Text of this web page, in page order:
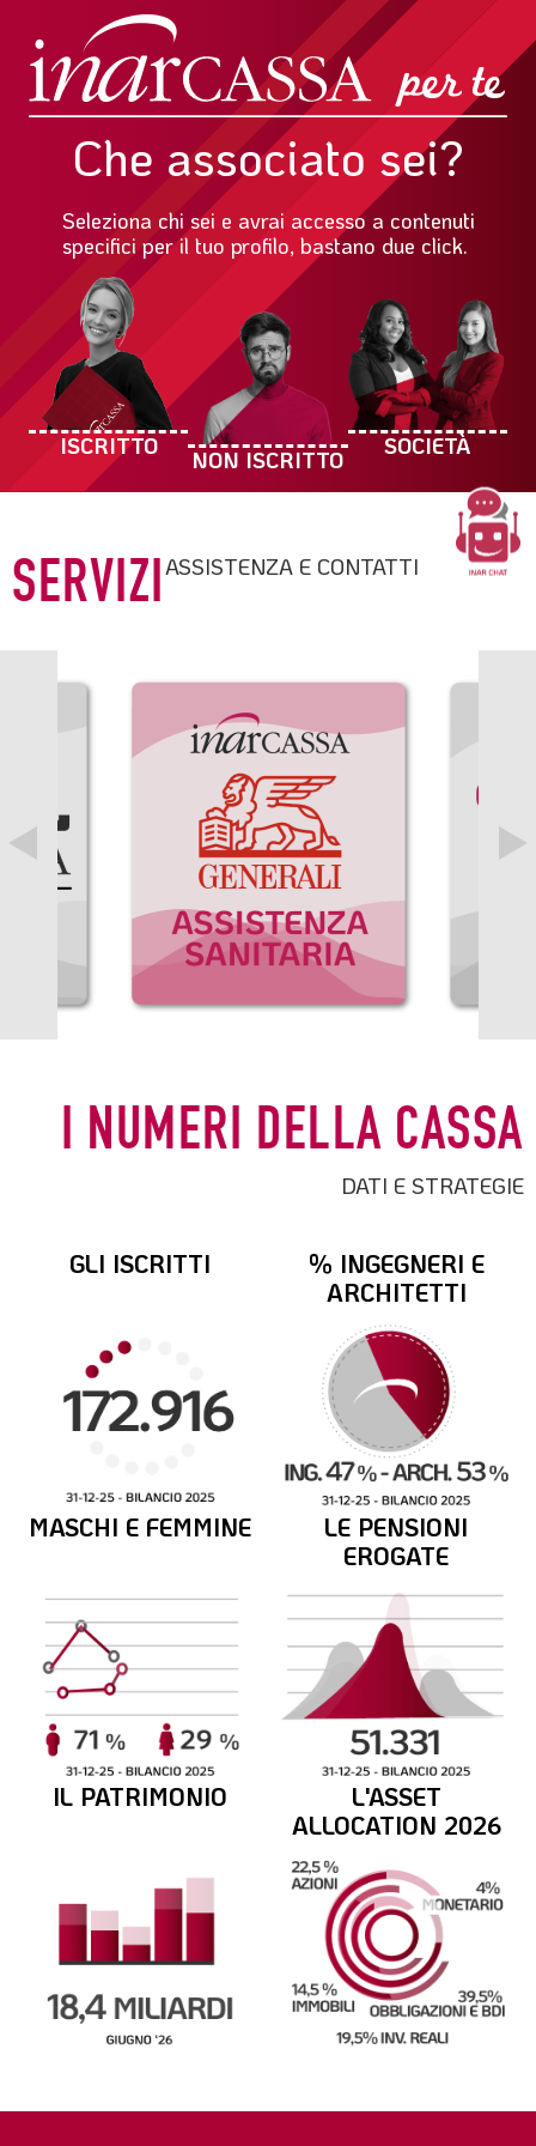
Che associato sei?
Seleziona chi sei e avrai accesso a contenuti
specifici per il tuo profilo, bastano due click.
ISCRITTO
NON ISCRITTO
SOCIETÀ
SERVIZIASSISTENZA E CONTATTI
I NUMERI DELLA CASSA
DATI E STRATEGIE
GLI ISCRITTI
% INGEGNERI E
ARCHITETTI
MASCHI E FEMMINE
LE PENSIONI
EROGATE
IL PATRIMONIO
L'ASSET
ALLOCATION 2026